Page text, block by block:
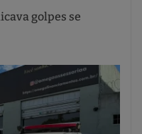
golpes se